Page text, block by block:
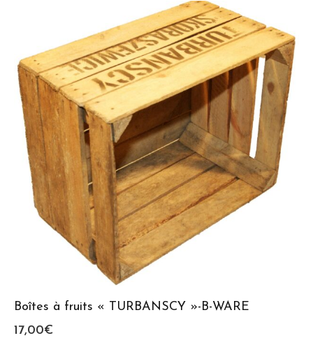
Boîtes à fruits « TURBANSCY »-B-WARE
17,00€